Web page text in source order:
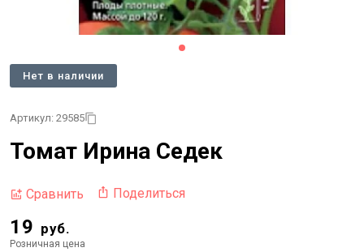
Нет в наличии
Артикул: 29585
Томат Ирина Седек
Сравнить Поделиться
19 руб.
Розничная цена